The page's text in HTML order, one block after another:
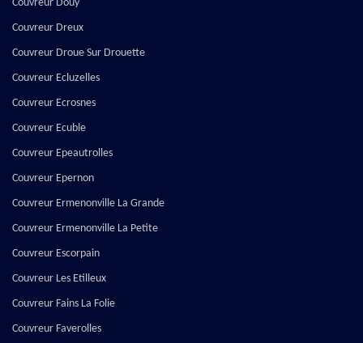
Couvreur Douy
Couvreur Dreux
Couvreur Droue Sur Drouette
Couvreur Ecluzelles
Couvreur Ecrosnes
Couvreur Ecuble
Couvreur Epeautrolles
Couvreur Epernon
Couvreur Ermenonville La Grande
Couvreur Ermenonville La Petite
Couvreur Escorpain
Couvreur Les Etilleux
Couvreur Fains La Folie
Couvreur Faverolles